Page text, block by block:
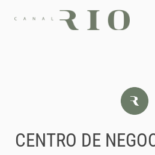
CENTRO DE